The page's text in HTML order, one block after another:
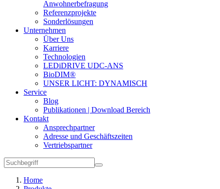
Anwohnerbefragung
Referenzprojekte
Sonderlösungen
Unternehmen
Über Uns
Karriere
Technologien
LEDiDRIVE UDC-ANS
BioDIM®
UNSER LICHT: DYNAMISCH
Service
Blog
Publikationen | Download Bereich
Kontakt
Ansprechpartner
Adresse und Geschäftszeiten
Vertriebspartner
Home